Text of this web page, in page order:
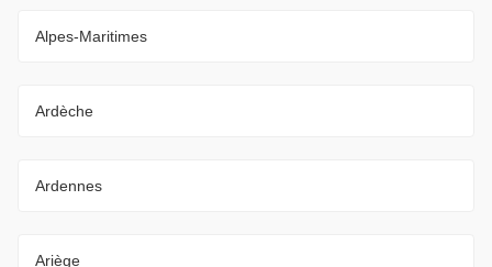
Alpes-Maritimes
Ardèche
Ardennes
Ariège